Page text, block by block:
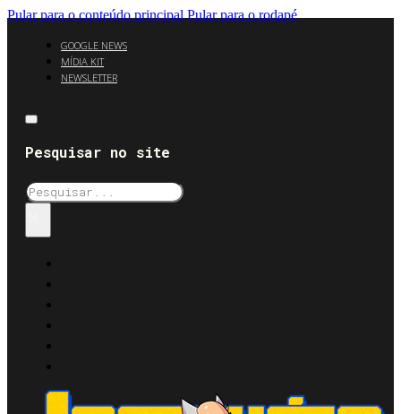
Pular para o conteúdo principal Pular para o rodapé
GOOGLE NEWS
MÍDIA KIT
NEWSLETTER
Pesquisar no site
Pesquisar